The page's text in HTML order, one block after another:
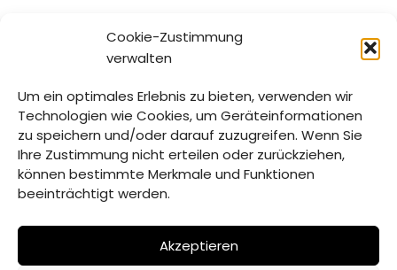
Cookie-Zustimmung
verwalten
Um ein optimales Erlebnis zu bieten, verwenden wir
Technologien wie Cookies, um Geräteinformationen
zu speichern und/oder darauf zuzugreifen. Wenn Sie
Ihre Zustimmung nicht erteilen oder zurückziehen,
können bestimmte Merkmale und Funktionen
beeinträchtigt werden.
Akzeptieren